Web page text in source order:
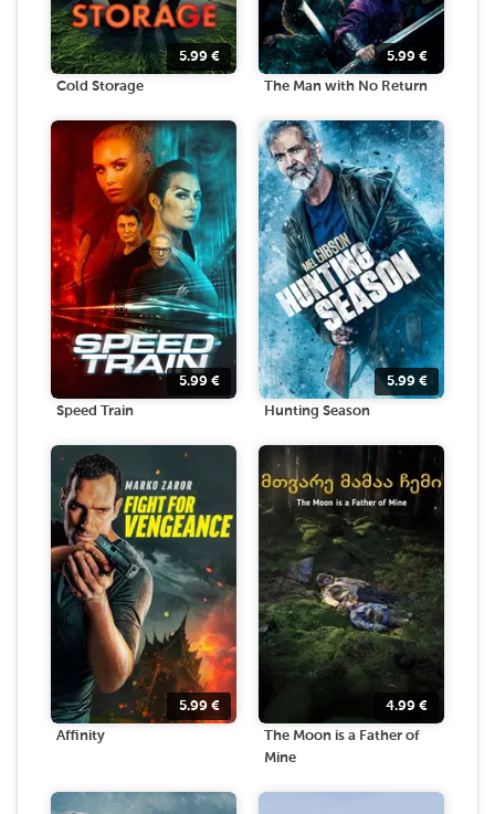
5.99 €
Cold Storage
5.99 €
The Man with No Return
5.99 €
Speed Train
5.99 €
Hunting Season
5.99 €
Affinity
4.99 €
The Moon is a Father of
Mine